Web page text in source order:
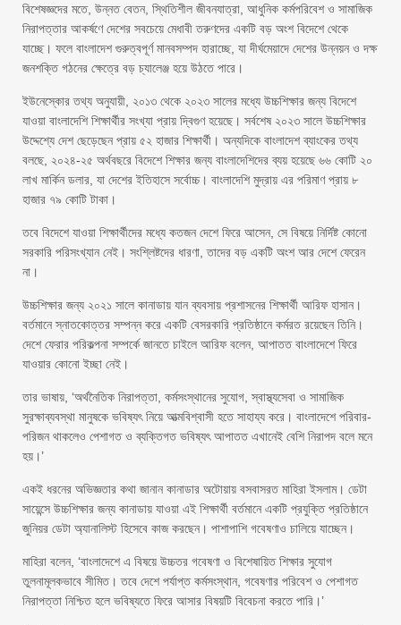
বিশেষজ্ঞদের মতে, উন্নত বেতন, স্থিতিশীল জীবনযাত্রা, আধুনিক কর্মপরিবেশ ও সামাজিক
নিরাপত্তার আকর্ষণে দেশের সবচেয়ে মেধাবী তরুণদের একটি বড় অংশ বিদেশে থেকে
যাচ্ছে। ফলে বাংলাদেশ গুরুত্বপূর্ণ মানবসম্পদ হারাচ্ছে, যা দীর্ঘমেয়াদে দেশের উন্নয়ন ও দক্ষ
জনশক্তি গঠনের ক্ষেত্রে বড় চ্যালেঞ্জ হয়ে উঠতে পারে।
ইউনেস্কোর তথ্য অনুযায়ী, ২০১৩ থেকে ২০২৩ সালের মধ্যে উচ্চশিক্ষার জন্য বিদেশে
যাওয়া বাংলাদেশি শিক্ষার্থীর সংখ্যা প্রায় দ্বিগুণ হয়েছে। সর্বশেষ ২০২৩ সালে উচ্চশিক্ষার
উদ্দেশ্যে দেশ ছেড়েছেন প্রায় ৫২ হাজার শিক্ষার্থী। অন্যদিকে বাংলাদেশ ব্যাংকের তথ্য
বলছে, ২০২৪-২৫ অর্থবছরে বিদেশে শিক্ষার জন্য বাংলাদেশিদের ব্যয় হয়েছে ৬৬ কোটি ২০
লাখ মার্কিন ডলার, যা দেশের ইতিহাসে সর্বোচ্চ। বাংলাদেশি মুদ্রায় এর পরিমাণ প্রায় ৮
হাজার ৭৯ কোটি টাকা।
তবে বিদেশে যাওয়া শিক্ষার্থীদের মধ্যে কতজন দেশে ফিরে আসেন, সে বিষয়ে নির্দিষ্ট কোনো
সরকারি পরিসংখ্যান নেই। সংশ্লিষ্টদের ধারণা, তাদের বড় একটি অংশ আর দেশে ফেরেন
না।
উচ্চশিক্ষার জন্য ২০২১ সালে কানাডায় যান ব্যবসায় প্রশাসনের শিক্ষার্থী আরিফ হাসান।
বর্তমানে স্নাতকোত্তর সম্পন্ন করে একটি বেসরকারি প্রতিষ্ঠানে কর্মরত রয়েছেন তিনি।
দেশে ফেরার পরিকল্পনা সম্পর্কে জানতে চাইলে আরিফ বলেন, আপাতত বাংলাদেশে ফিরে
যাওয়ার কোনো ইচ্ছা নেই।
তার ভাষায়, ‘অর্থনৈতিক নিরাপত্তা, কর্মসংস্থানের সুযোগ, স্বাস্থ্যসেবা ও সামাজিক
সুরক্ষাব্যবস্থা মানুষকে ভবিষ্যৎ নিয়ে আত্মবিশ্বাসী হতে সাহায্য করে। বাংলাদেশে পরিবার-
পরিজন থাকলেও পেশাগত ও ব্যক্তিগত ভবিষ্যৎ আপাতত এখানেই বেশি নিরাপদ বলে মনে
হয়।’
একই ধরনের অভিজ্ঞতার কথা জানান কানাডার অটোয়ায় বসবাসরত মাহিরা ইসলাম। ডেটা
সায়েন্সে উচ্চশিক্ষার জন্য কানাডায় যাওয়া এই শিক্ষার্থী বর্তমানে একটি প্রযুক্তি প্রতিষ্ঠানে
জুনিয়র ডেটা অ্যানালিস্ট হিসেবে কাজ করছেন। পাশাপাশি গবেষণাও চালিয়ে যাচ্ছেন।
মাহিরা বলেন, ‘বাংলাদেশে এ বিষয়ে উচ্চতর গবেষণা ও বিশেষায়িত শিক্ষার সুযোগ
তুলনামূলকভাবে সীমিত। তবে দেশে পর্যাপ্ত কর্মসংস্থান, গবেষণার পরিবেশ ও পেশাগত
নিরাপত্তা নিশ্চিত হলে ভবিষ্যতে ফিরে আসার বিষয়টি বিবেচনা করতে পারি।’